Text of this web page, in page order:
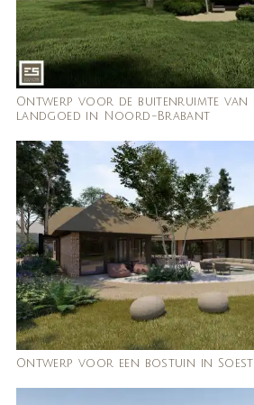
Ontwerp voor de buitenruimte van
landgoed in Noord-Brabant
Ontwerp voor een bostuin in Soest